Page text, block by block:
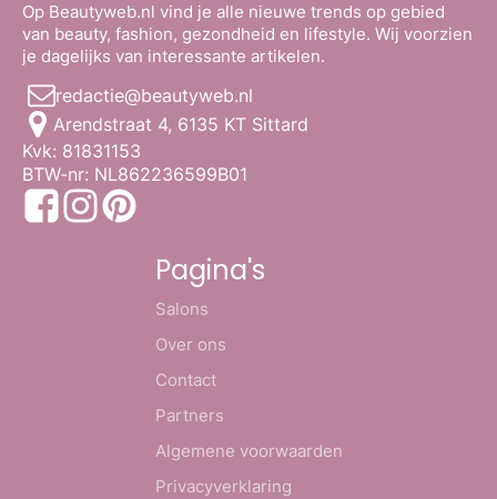
Op Beautyweb.nl vind je alle nieuwe trends op gebied
van beauty, fashion, gezondheid en lifestyle. Wij voorzien
je dagelijks van interessante artikelen.
redactie@beautyweb.nl
Arendstraat 4, 6135 KT Sittard
Kvk: 81831153
BTW-nr: NL862236599B01
Pagina's
Salons
Over ons
Contact
Partners
Algemene voorwaarden
Privacyverklaring